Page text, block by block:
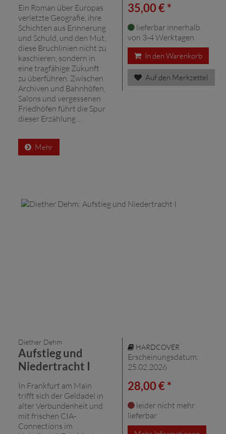
Ein Roman über Europas
verletzte Geografie, ihre
Schichten aus Erinnerung
und Schuld, und den Mut,
diese Bruchlinien nicht zu
kaschieren, sondern in
eine tragfähige Zukunft
zu überführen. Zwischen
Archiven und Bahnhöfen,
Salons und vergessenen
Friedhöfen führt die Spur
dieser Erzählung ...
Mehr
35,00 € *
lieferbar innerhalb
von 3-4 Werktagen
In den Warenkorb
Auf den Merkzettel
Diether Dehm
Aufstieg und
Niedertracht I
In Frankfurt am Main
trifft sich der Geldadel in
alter Verbundenheit und
mit frischen CIA-
Connections im
HARDCOVER
Erscheinungsdatum:
25.02.2026
28,00 € *
leider nicht mehr
lieferbar